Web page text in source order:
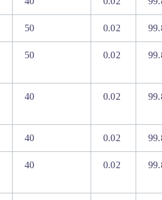
50 0.02
50 0.02
40 0.02
40 0.02
40 0.02